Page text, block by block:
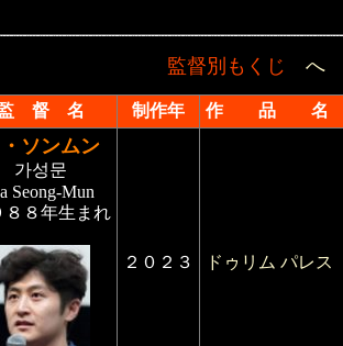
監督別もくじ へ
督 名 制作年 作 品
ソンムン
가성문
Seong-Mun
８８年生まれ
２０２３ ドゥリム パレス